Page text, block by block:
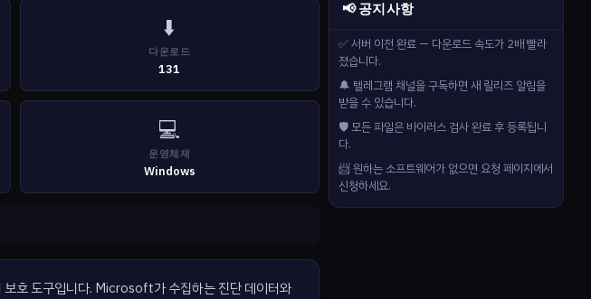
⬇️
다운로드
131
💻
운영체제
Windows
호 도구입니다. Microsoft가 수집하는 진단 데이터와
📢 공지사항
✅ 서버 이전 완료 — 다운로드 속도가 2배 빨라
졌습니다.
🔔 텔레그램 채널을 구독하면 새 릴리즈 알림을
받을 수 있습니다.
🛡️ 모든 파일은 바이러스 검사 완료 후 등록됩니
다.
📨 원하는 소프트웨어가 없으면 요청 페이지에서
신청하세요.